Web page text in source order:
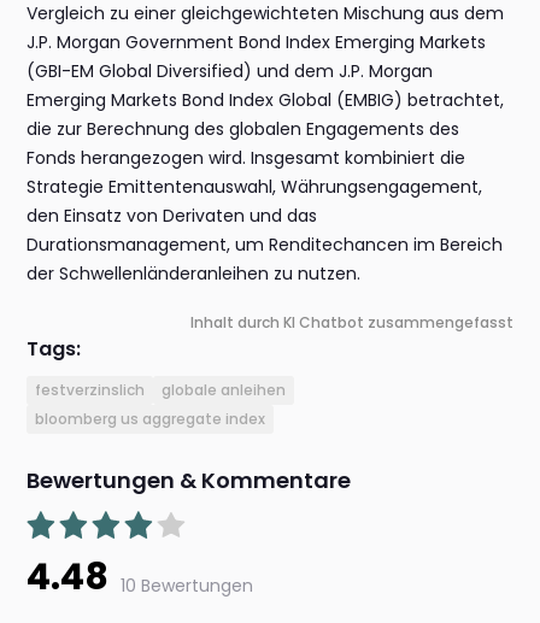
Vergleich zu einer gleichgewichteten Mischung aus dem
J.P. Morgan Government Bond Index Emerging Markets
(GBI-EM Global Diversified) und dem J.P. Morgan
Emerging Markets Bond Index Global (EMBIG) betrachtet,
die zur Berechnung des globalen Engagements des
Fonds herangezogen wird. Insgesamt kombiniert die
Strategie Emittentenauswahl, Währungsengagement,
den Einsatz von Derivaten und das
Durationsmanagement, um Renditechancen im Bereich
der Schwellenländeranleihen zu nutzen.
Inhalt durch KI Chatbot zusammengefasst
Tags:
festverzinslich
globale anleihen
bloomberg us aggregate index
Bewertungen & Kommentare
4.48 10 Bewertungen